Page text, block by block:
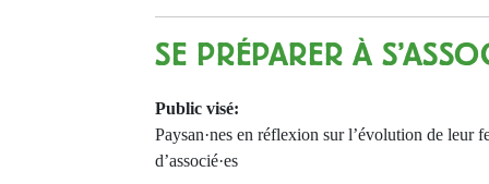
SE PRÉPARER À
Public visé:
Paysan·nes en réflexion sur l’évolution de leur
d’associé·es